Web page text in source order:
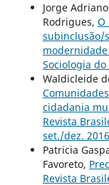
Jorge
Rodrigues, O
subinclusão/
Sociologia
Waldicleide
cidadania
Revista
set./dez.
Patricia
Favoreto,
Revista